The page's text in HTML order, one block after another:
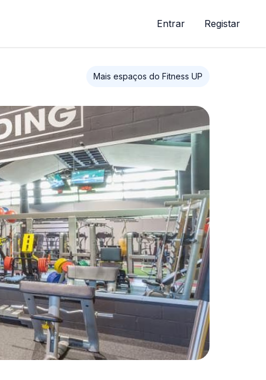
Entrar Registar
Mais espaços do Fitness UP